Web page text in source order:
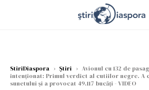
StiriDiaspora › Știri › Avionul cu 132 de
intenționat: Primul verdict al cutiilor negre. A
sunetului și a provocat 49.117 bucăți - VIDEO